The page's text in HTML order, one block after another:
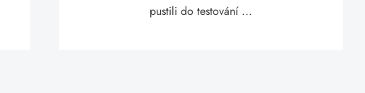
pustili do testování ...